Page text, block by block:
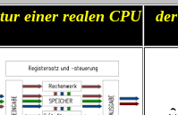
einer realen CPU